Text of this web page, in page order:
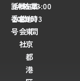
話
番
号
6435-
2028
社
名
株
式
会
社
在
地
108-
0073
東
京
都
港
業
時
間
23:00